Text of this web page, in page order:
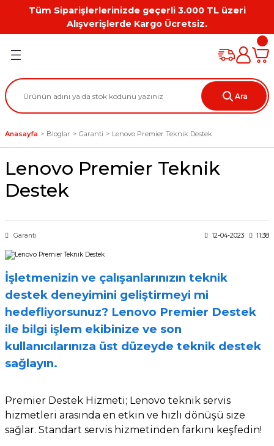
Tüm Siparişlerlerinizde geçerli 3.000 TL üzeri
Alışverişlerde Kargo Ücretsiz.
Geri Dön
Geri Dön
Geri Dön
Geri Dön
Geri Dön
Geri Dön
Kılıf
Workstation Aksesuarları
Grafik Kartı
Ara
Anasayfa Bloglar Garanti Lenovo Premier Teknik Destek
Lenovo Premier Teknik
Destek
Garanti 12-04-2023 11:38
İşletmenizin ve çalışanlarınızın teknik
destek deneyimini geliştirmeyi mi
hedefliyorsunuz? Lenovo Premier Destek
ile bilgi işlem ekibinize ve son
kullanıcılarınıza üst düzeyde teknik destek
sağlayın.
Premier Destek Hizmeti; Lenovo teknik servis
hizmetleri arasında en etkin ve hızlı dönüşü size
sağlar. Standart servis hizmetinden farkını keşfedin!